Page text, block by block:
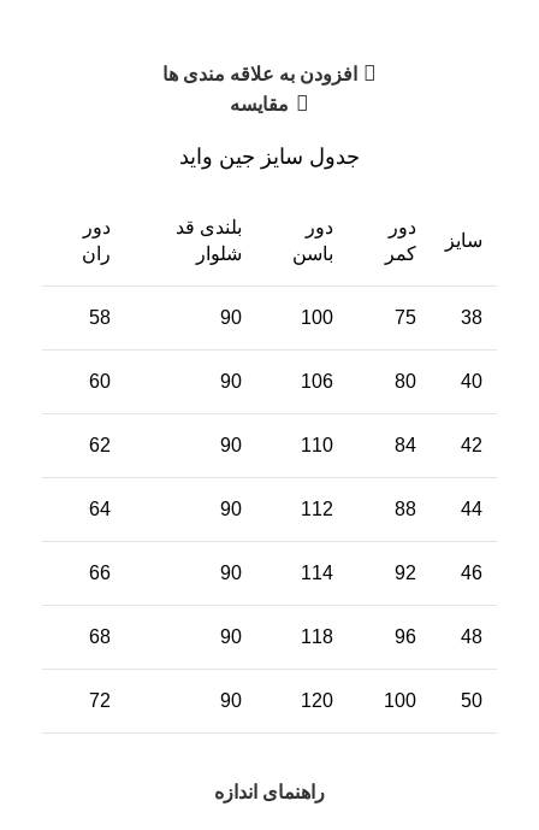
افزودن به علاقه مندی ها
مقایسه
جدول سایز جین واید
سایز
دور
کمر
دور
باسن
بلندی قد
شلوار
دور
ران
38
75
100
90
58
40
80
106
90
60
42
84
110
90
62
44
88
112
90
64
46
92
114
90
66
48
96
118
90
68
50
100
120
90
72
راهنمای اندازه